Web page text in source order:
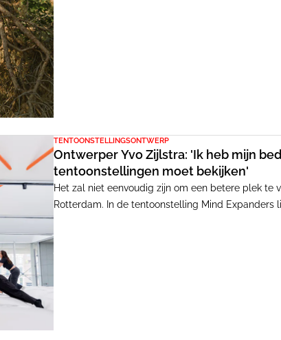
TENTOONSTELLINGSONTWERP
Ontwerper Yvo Zijlstra: 'Ik heb mijn
tentoonstellingen moet bekijken'
Het zal niet eenvoudig zijn om een betere plek te
Rotterdam. In de tentoonstelling Mind